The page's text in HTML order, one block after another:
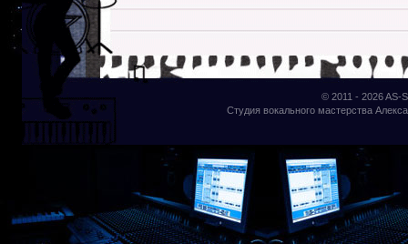
© 2011 - 2026AS-
Студия вокального мастерства